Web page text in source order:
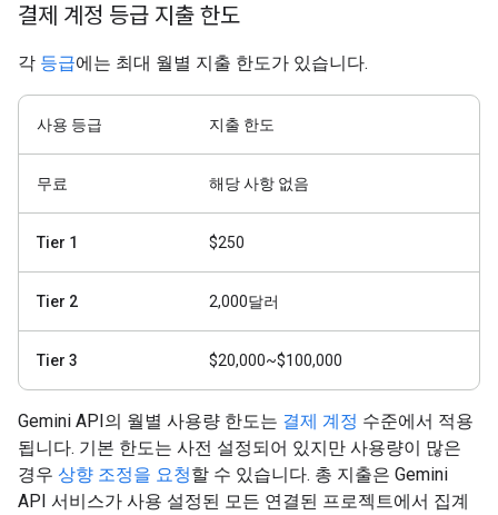
결제 계정 등급 지출 한도
각 등급에는 최대 월별 지출 한도가 있습니다.
사용 등급 지출 한도
무료 해당 사항 없음
Tier 1 $250
Tier 2 2,000달러
Tier 3 $20,000~$100,000
Gemini API의 월별 사용량 한도는 결제 계정 수준에서 적용
됩니다. 기본 한도는 사전 설정되어 있지만 사용량이 많은
경우 상향 조정을 요청할 수 있습니다. 총 지출은 Gemini
API 서비스가 사용 설정된 모든 연결된 프로젝트에서 집계